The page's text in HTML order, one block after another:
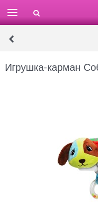
Игрушка-карман